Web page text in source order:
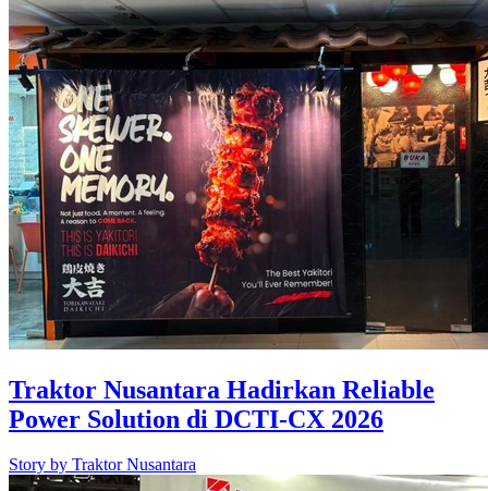
Traktor Nusantara Hadirkan Reliable
Power Solution di DCTI-CX 2026
Story by Traktor Nusantara